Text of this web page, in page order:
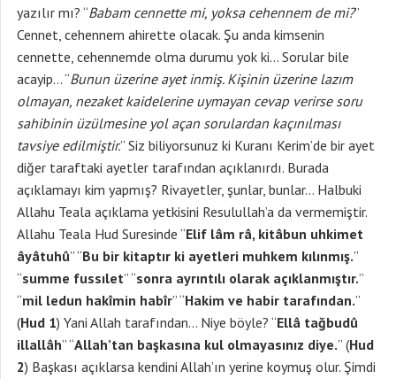
yazılır mı? “Babam cennette mi, yoksa cehennem de mi?”
Cennet, cehennem ahirette olacak. Şu anda kimsenin
cennette, cehennemde olma durumu yok ki… Sorular bile
acayip… “Bunun üzerine ayet inmiş. Kişinin üzerine lazım
olmayan, nezaket kaidelerine uymayan cevap verirse soru
sahibinin üzülmesine yol açan sorulardan kaçınılması
tavsiye edilmiştir.” Siz biliyorsunuz ki Kuranı Kerim’de bir ayet
diğer taraftaki ayetler tarafından açıklanırdı. Burada
açıklamayı kim yapmış? Rivayetler, şunlar, bunlar… Halbuki
Allahu Teala açıklama yetkisini Resulullah’a da vermemiştir.
Allahu Teala Hud Suresinde “Elif lâm râ, kitâbun uhkimet
âyâtuhû” “Bu bir kitaptır ki ayetleri muhkem kılınmış.”
“summe fussılet” “sonra ayrıntılı olarak açıklanmıştır.”
“mil ledun hakîmin habîr” “Hakim ve habir tarafından.”
(Hud 1) Yani Allah tarafından… Niye böyle? “Ellâ tağbudû
illallâh” “Allah’tan başkasına kul olmayasınız diye.” (Hud
2) Başkası açıklarsa kendini Allah’ın yerine koymuş olur. Şimdi